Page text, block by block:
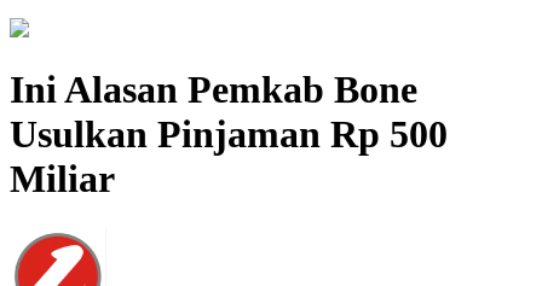
Ini Alasan Pemkab Bone
Usulkan Pinjaman Rp 500
Miliar